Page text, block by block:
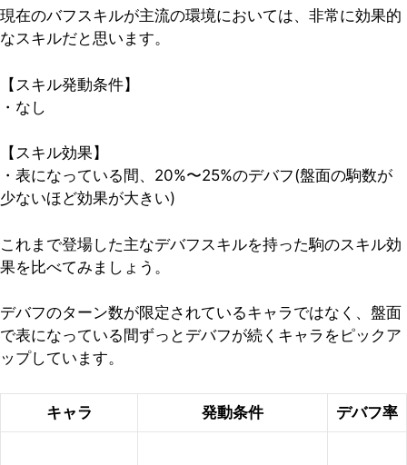
現在のバフスキルが主流の環境においては、非常に効果的
なスキルだと思います。
【スキル発動条件】
・なし
【スキル効果】
・表になっている間、20%〜25%のデバフ(盤面の駒数が
少ないほど効果が大きい)
これまで登場した主なデバフスキルを持った駒のスキル効
果を比べてみましょう。
デバフのターン数が限定されているキャラではなく、盤面
で表になっている間ずっとデバフが続くキャラをピックア
ップしています。
キャラ 発動条件 デバフ率